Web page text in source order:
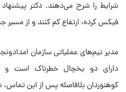
شرایط را شرح می‌دهند. دکتر پیشنهاد
فیکس کرده، ارتفاع کم کنند و از مسیر
مدیر تیم‌های عملیاتی سازمان
دارای دو یخچال خطرناک است و
کوهنوردان بلافاصله پس از این